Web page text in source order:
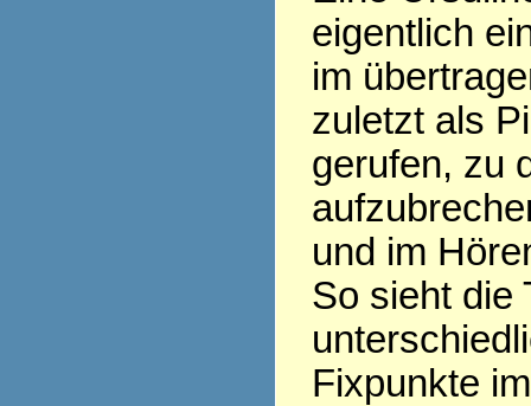
eigentlich
im
zuletzt als
gerufen, zu
und im
So sieht die
Fixpunkte